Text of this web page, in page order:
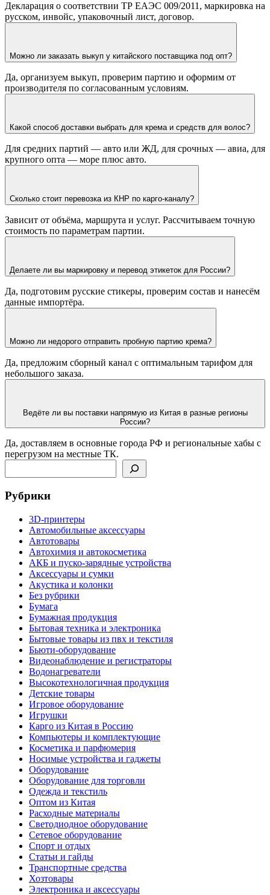
Декларация о соответствии ТР ЕАЭС 009/2011, маркировка на
русском, инвойс, упаковочный лист, договор.
Можно ли заказать выкуп у китайского поставщика под опт?
Да, организуем выкуп, проверим партию и оформим от
производителя по согласованным условиям.
Какой способ доставки выбрать для крема и средств для волос?
Для средних партий — авто или ЖД, для срочных — авиа, для
крупного опта — море плюс авто.
Сколько стоит перевозка из КНР по карго-каналу?
Зависит от объёма, маршрута и услуг. Рассчитываем точную
стоимость по параметрам партии.
Делаете ли вы маркировку и перевод этикеток для России?
Да, подготовим русские стикеры, проверим состав и нанесём
данные импортёра.
Можно ли недорого отправить пробную партию крема?
Да, предложим сборный канал с оптимальным тарифом для
небольшого заказа.
Ведёте ли вы поставки напрямую из Китая в разные регионы
России?
Да, доставляем в основные города РФ и региональные хабы с
перегрузом на местные ТК.
Рубрики
3D-принтеры
Автомобильные аксессуары
Автотовары
Автохимия и автокосметика
АКБ и пуско-зарядные устройства
Аксессуары и сумки
Акустика и колонки
Без рубрики
Бумага
Бумажная продукция
Бытовая техника и электроника
Бытовые товары из пвх и текстиля
Бьюти-оборудование
Видеонаблюдение и регистраторы
Водонагреватели
Высокотехнологичная продукция
Детские товары
Игровое оборудование
Игрушки
Карго из Китая в Россию
Компьютеры и комплектующие
Косметика и парфюмерия
Носимые устройства и гаджеты
Оборудование
Оборудование для торговли
Одежда и текстиль
Оптом из Китая
Расходные материалы
Светодиодное оборудование
Сетевое оборудование
Спорт и отдых
Статьи и гайды
Транспортные средства
Хозтовары
Электроника и аксессуары